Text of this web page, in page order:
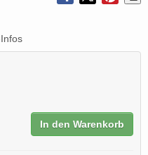
In den Warenkorb